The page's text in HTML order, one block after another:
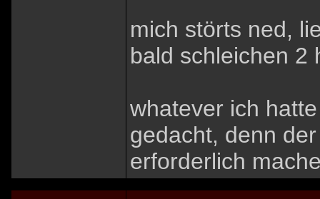
mich störts ned,
bald schleichen 2
whatever ich
gedacht, denn
erforderlich